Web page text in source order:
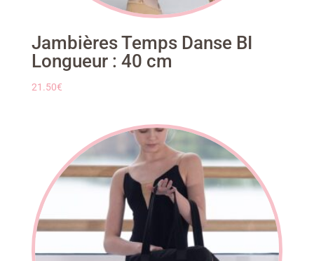
Jambières Temps Danse BI
Longueur : 40 cm
21.50€